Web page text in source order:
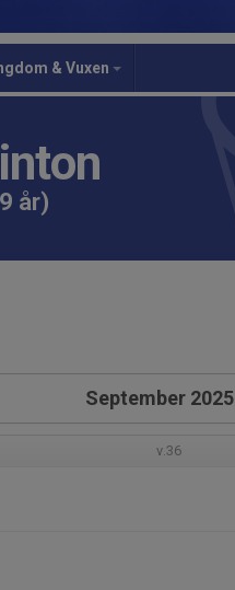
& Vuxen
år)
September 2025
v.36